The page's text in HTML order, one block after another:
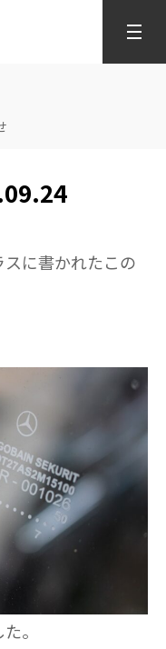
に書かれたこの
。